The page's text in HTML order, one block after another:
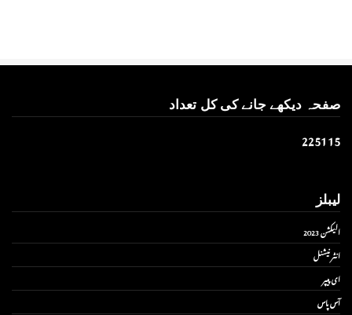
صفحہ دیکھے جانے کی کل تعداد
225115
لیبلز
الیکشن 2023
انٹر نیشنل
ای پیپر
آس پاس